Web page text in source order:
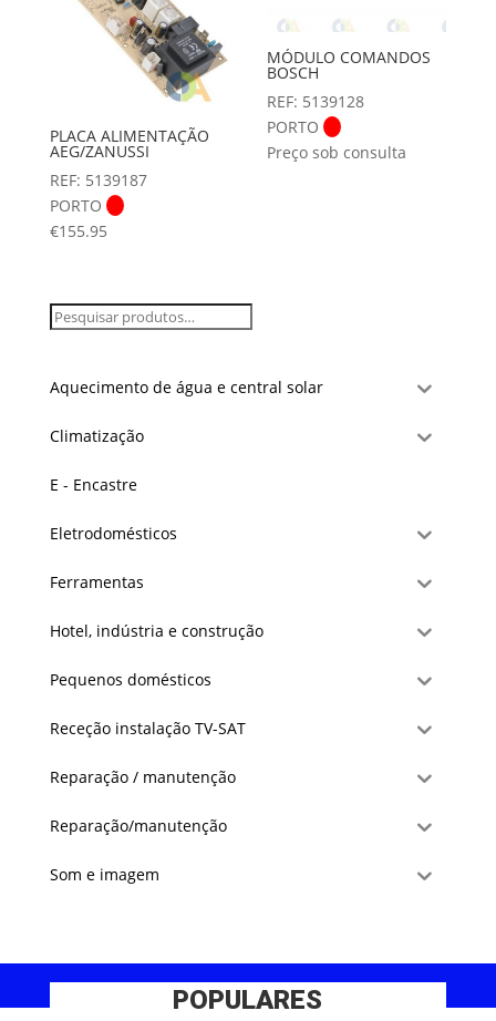
PLACA ALIMENTAÇÃO
AEG/ZANUSSI
REF: 5139187
PORTO
€155.95
MÓDULO COMANDOS
BOSCH
REF: 5139128
PORTO
Preço sob consulta
Aquecimento de água e central solar
Climatização
E - Encastre
Eletrodomésticos
Ferramentas
Hotel, indústria e construção
Pequenos domésticos
Receção instalação TV-SAT
Reparação / manutenção
Reparação/manutenção
Som e imagem
POPULARES